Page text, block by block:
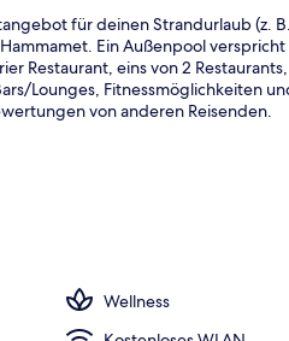
für deinen Strandurlaub (z.
Ein Außenpool
Restaurant, eins von 2
Lounges, Fitnessmöglichkeiten
von anderen Reisenden.
Wellness